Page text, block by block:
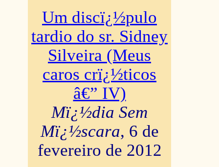
Um discï¿½pulo
tardio do sr. Sidney
Silveira (Meus
caros crï¿½ticos
â€” IV)
Mï¿½dia Sem
Mï¿½scara, 6 de
fevereiro de 2012